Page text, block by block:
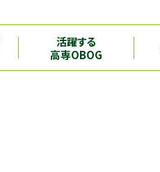
活躍する
高専OBOG